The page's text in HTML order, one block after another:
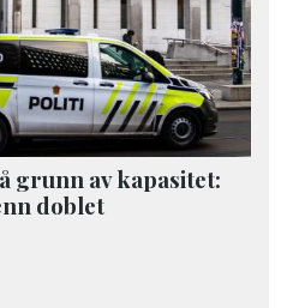
grunn av kapasitet:
doblet